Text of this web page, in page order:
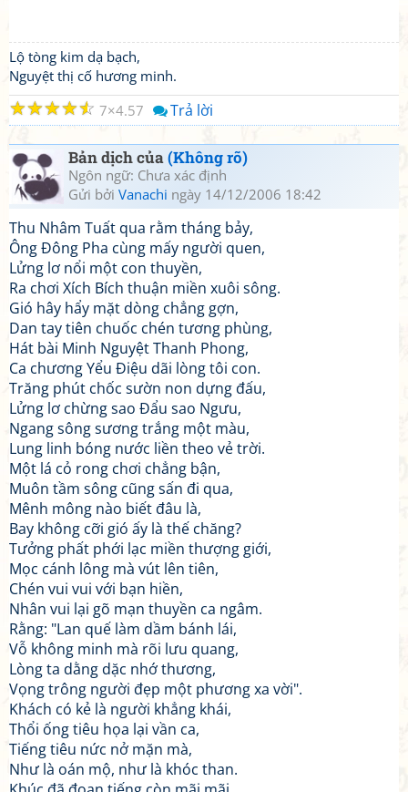
Lộ tòng kim dạ bạch,
Nguyệt thị cố hương minh.
☆
☆
☆
☆
☆ 7 4.57 Trả lời
Bản dịch của(Không rõ)
Ngôn ngữ: Chưa xác định
Gửi bởi Vanachi ngày 14/12/2006 18:42
Thu Nhâm Tuất qua rằm tháng bảy,
Ông Đông Pha cùng mấy người quen,
Lửng lơ nổi một con thuyền,
Ra chơi Xích Bích thuận miền xuôi sông.
Gió hây hẩy mặt dòng chẳng gợn,
Dan tay tiên chuốc chén tương phùng,
Hát bài Minh Nguyệt Thanh Phong,
Ca chương Yểu Điệu dãi lòng tôi con.
Trăng phút chốc sườn non dựng đấu,
Lửng lơ chừng sao Đẩu sao Ngưu,
Ngang sông sương trắng một màu,
Lung linh bóng nước liền theo vẻ trời.
Một lá cỏ rong chơi chẳng bận,
Muôn tầm sông cũng sấn đi qua,
Mênh mông nào biết đâu là,
Bay không cỡi gió ấy là thế chăng?
Tưởng phất phới lạc miền thượng giới,
Mọc cánh lông mà vút lên tiên,
Chén vui vui với bạn hiền,
Nhân vui lại gõ mạn thuyền ca ngâm.
Rằng: "Lan quế làm dầm bánh lái,
Vỗ không minh mà rõi lưu quang,
Lòng ta dằng dặc nhớ thương,
Vọng trông người đẹp một phương xa vời".
Khách có kẻ là người khẳng khái,
Thổi ống tiêu họa lại vần ca,
Tiếng tiêu nức nở mặn mà,
Như là oán mộ, như là khóc than.